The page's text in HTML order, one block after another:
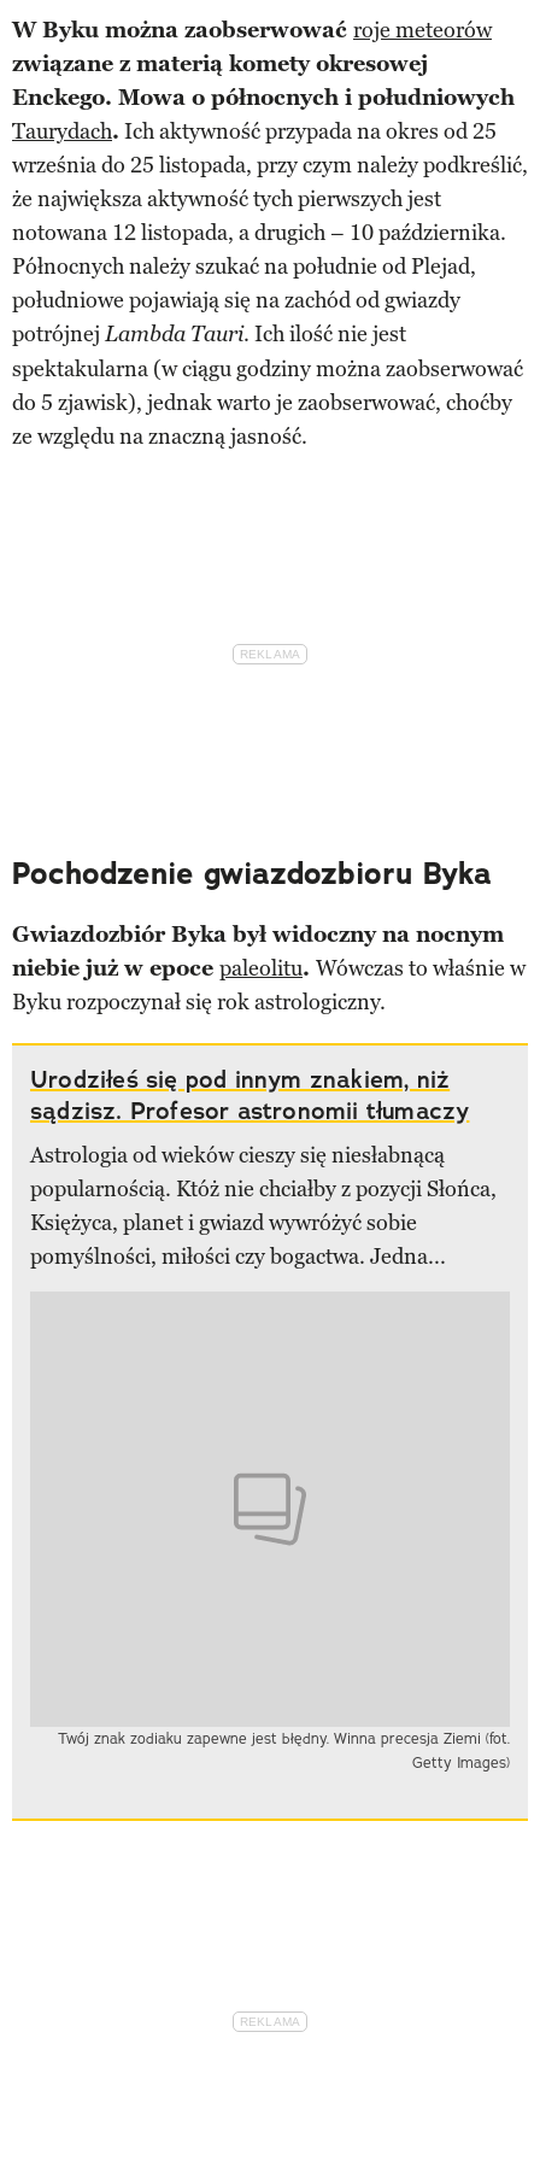
W Byku można zaobserwować roje meteorów
związane z materią komety okresowej
Enckego. Mowa o północnych i południowych
Taurydach. Ich aktywność przypada na okres od 25
września do 25 listopada, przy czym należy podkreślić,
że największa aktywność tych pierwszych jest
notowana 12 listopada, a drugich – 10 października.
Północnych należy szukać na południe od Plejad,
południowe pojawiają się na zachód od gwiazdy
potrójnej Lambda Tauri. Ich ilość nie jest
spektakularna (w ciągu godziny można zaobserwować
do 5 zjawisk), jednak warto je zaobserwować, choćby
ze względu na znaczną jasność.
Pochodzenie gwiazdozbioru Byka
Gwiazdozbiór Byka był widoczny na nocnym
niebie już w epoce paleolitu. Wówczas to właśnie w
Byku rozpoczynał się rok astrologiczny.
Urodziłeś się pod innym znakiem, niż
sądzisz. Profesor astronomii tłumaczy
Astrologia od wieków cieszy się niesłabnącą
popularnością. Któż nie chciałby z pozycji Słońca,
Księżyca, planet i gwiazd wywróżyć sobie
pomyślności, miłości czy bogactwa. Jedna...
Twój znak zodiaku zapewne jest błędny. Winna precesja Ziemi (fot.
Getty Images)